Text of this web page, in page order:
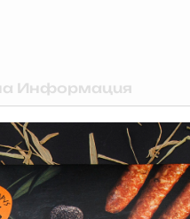
Информация
мазнина, емулгатори:
обезмаслено мляко на
Какао най-малко 43%.